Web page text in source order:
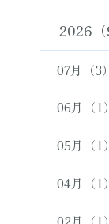
2026（
07月（3）
06月（1）
05月（1）
04月（1）